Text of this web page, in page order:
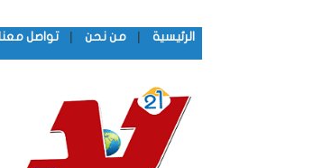
الرئيسية | من نحن | تواصل